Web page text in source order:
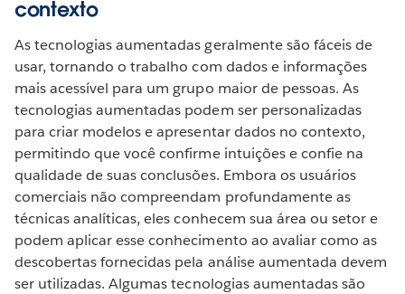
contexto
As tecnologias aumentadas geralmente são fáceis de
usar, tornando o trabalho com dados e informações
mais acessível para um grupo maior de pessoas. As
tecnologias aumentadas podem ser personalizadas
para criar modelos e apresentar dados no contexto,
permitindo que você confirme intuições e confie na
qualidade de suas conclusões. Embora os usuários
comerciais não compreendam profundamente as
técnicas analíticas, eles conhecem sua área ou setor e
podem aplicar esse conhecimento ao avaliar como as
descobertas fornecidas pela análise aumentada devem
ser utilizadas. Algumas tecnologias aumentadas são